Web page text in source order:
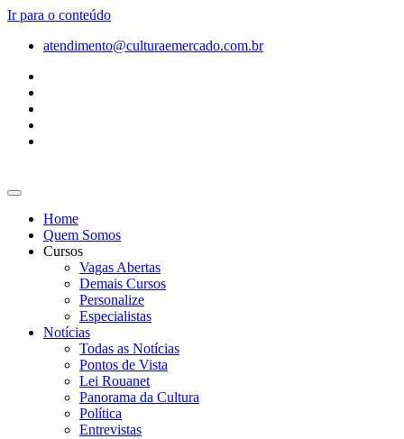
Ir para o conteúdo
atendimento@culturaemercado.com.br
Home
Quem Somos
Cursos
Vagas Abertas
Demais Cursos
Personalize
Especialistas
Notícias
Todas as Notícias
Pontos de Vista
Lei Rouanet
Panorama da Cultura
Política
Entrevistas